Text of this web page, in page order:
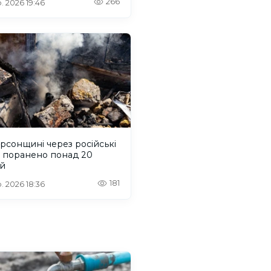
2026 19:46
через російські
поранено понад 20
2026 18:36 181